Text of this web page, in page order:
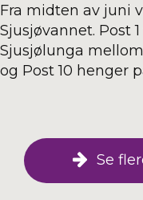
Fra midten av juni
Sjusjøvannet. Post
Sjusjølunga
og Post 10 henger
Se